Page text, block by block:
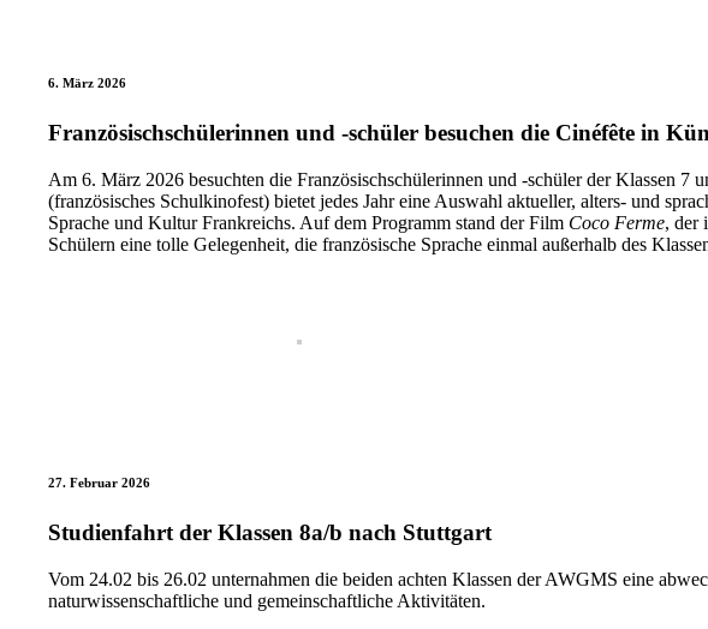
6. März 2026
Französischschülerinnen und -schüler besuchen die Cinéfête in
Am 6. März 2026 besuchten die Französischschülerinnen und -schüler der Klassen 7
(französisches Schulkinofest) bietet jedes Jahr eine Auswahl aktueller, alters- und
Sprache und Kultur Frankreichs. Auf dem Programm stand der Film Coco Ferme, der
Schülern eine tolle Gelegenheit, die französische Sprache einmal außerhalb des
27. Februar 2026
Studienfahrt der Klassen 8a/b nach Stuttgart
Vom 24.02 bis 26.02 unternahmen die beiden achten Klassen der AWGMS eine
naturwissenschaftliche und gemeinschaftliche Aktivitäten.